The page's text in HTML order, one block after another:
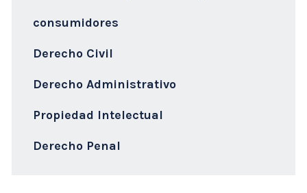
consumidores
Derecho Civil
Derecho Administrativo
Propiedad Intelectual
Derecho Penal